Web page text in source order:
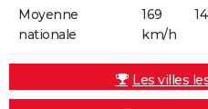
Moyenne
nationale
169
km/h
Les villes